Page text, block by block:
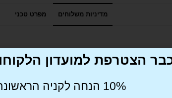
מדיניות משלוחים מפרט טכני
הצטרפת למועדון
10% הנחה לקניה הראשונה